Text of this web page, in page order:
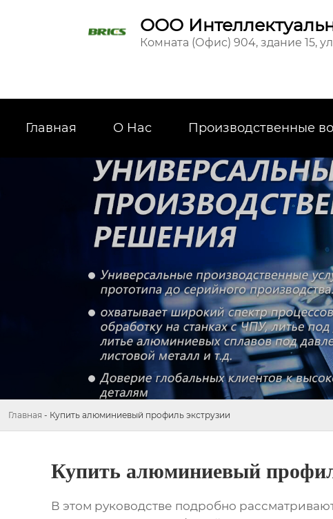
ООО
Комната (Офис) 904, здание 15,
Главная О Hас Производственные
Главная - Купить алюминиевый профиль экструзии
Купить алюминиевый
В этом руководстве подробно